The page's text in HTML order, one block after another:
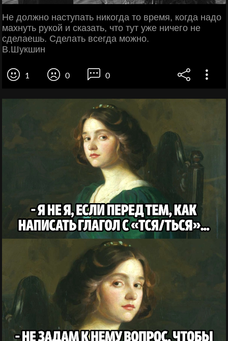
Не должно наступать никогда то время, когда надо
махнуть рукой и сказать, что тут уже ничего не
сделаешь. Сделать всегда можно.
В.Шукшин
1 0 0